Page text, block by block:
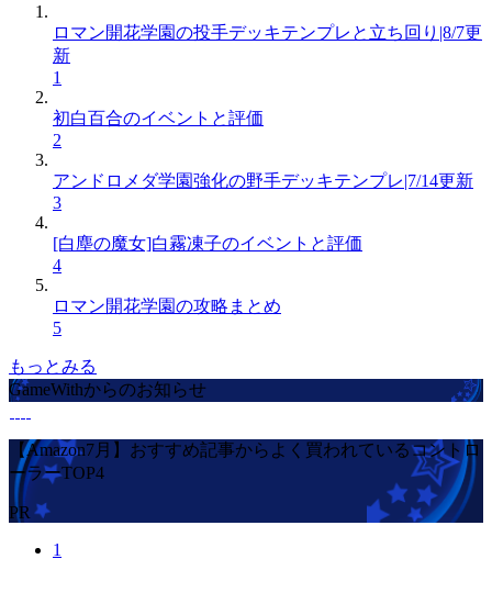
ロマン開花学園の投手デッキテンプレと立ち回り|8/7更
新
1
初白百合のイベントと評価
2
アンドロメダ学園強化の野手デッキテンプレ|7/14更新
3
[白塵の魔女]白霧凍子のイベントと評価
4
ロマン開花学園の攻略まとめ
5
もっとみる
GameWithからのお知らせ
【Amazon7月】おすすめ記事からよく買われているコントロ
ーラーTOP4
PR
1